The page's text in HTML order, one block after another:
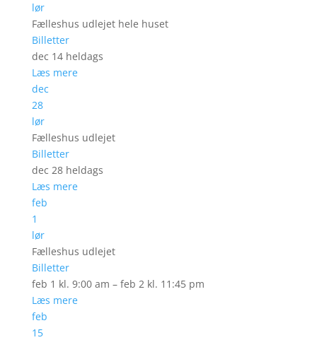
lør
Fælleshus udlejet hele huset
Billetter
dec 14 heldags
Læs mere
dec
28
lør
Fælleshus udlejet
Billetter
dec 28 heldags
Læs mere
feb
1
lør
Fælleshus udlejet
Billetter
feb 1 kl. 9:00 am – feb 2 kl. 11:45 pm
Læs mere
feb
15